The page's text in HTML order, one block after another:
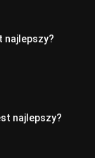
najlepszy?
najlepszy?